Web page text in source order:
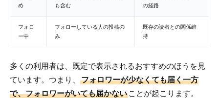
め
も含む
の経路
フォロ
ー中
フォローしている人の投稿の
み
既存の読者との関係維
持
多くの利用者は、既定で表示されるおすすめのほうを見
ています。つまり、 フォロワーが少なくても届く一方
で、フォロワーがいても届かない ことが起こります。